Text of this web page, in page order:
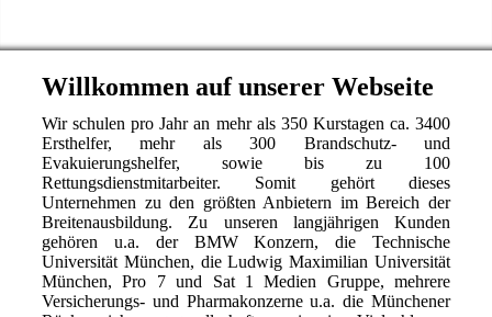
Willkommen auf unserer Webseite
Wir schulen pro Jahr an mehr als 350 Kurstagen ca. 3400
Ersthelfer, mehr als 300 Brandschutz- und
Evakuierungshelfer, sowie bis zu 100
Rettungsdienstmitarbeiter. Somit gehört dieses
Unternehmen zu den größten Anbietern im Bereich der
Breitenausbildung. Zu unseren langjährigen Kunden
gehören u.a. der BMW Konzern, die Technische
Universität München, die Ludwig Maximilian Universität
München, Pro 7 und Sat 1 Medien Gruppe, mehrere
Versicherungs- und Pharmakonzerne u.a. die Münchener